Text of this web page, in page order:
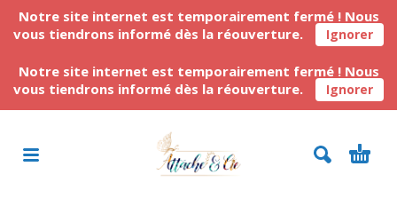
Notre site internet est temporairement fermé ! Nous
vous tiendrons informé dès la réouverture.
Ignorer
Notre site internet est temporairement fermé ! Nous
vous tiendrons informé dès la réouverture.
Ignorer